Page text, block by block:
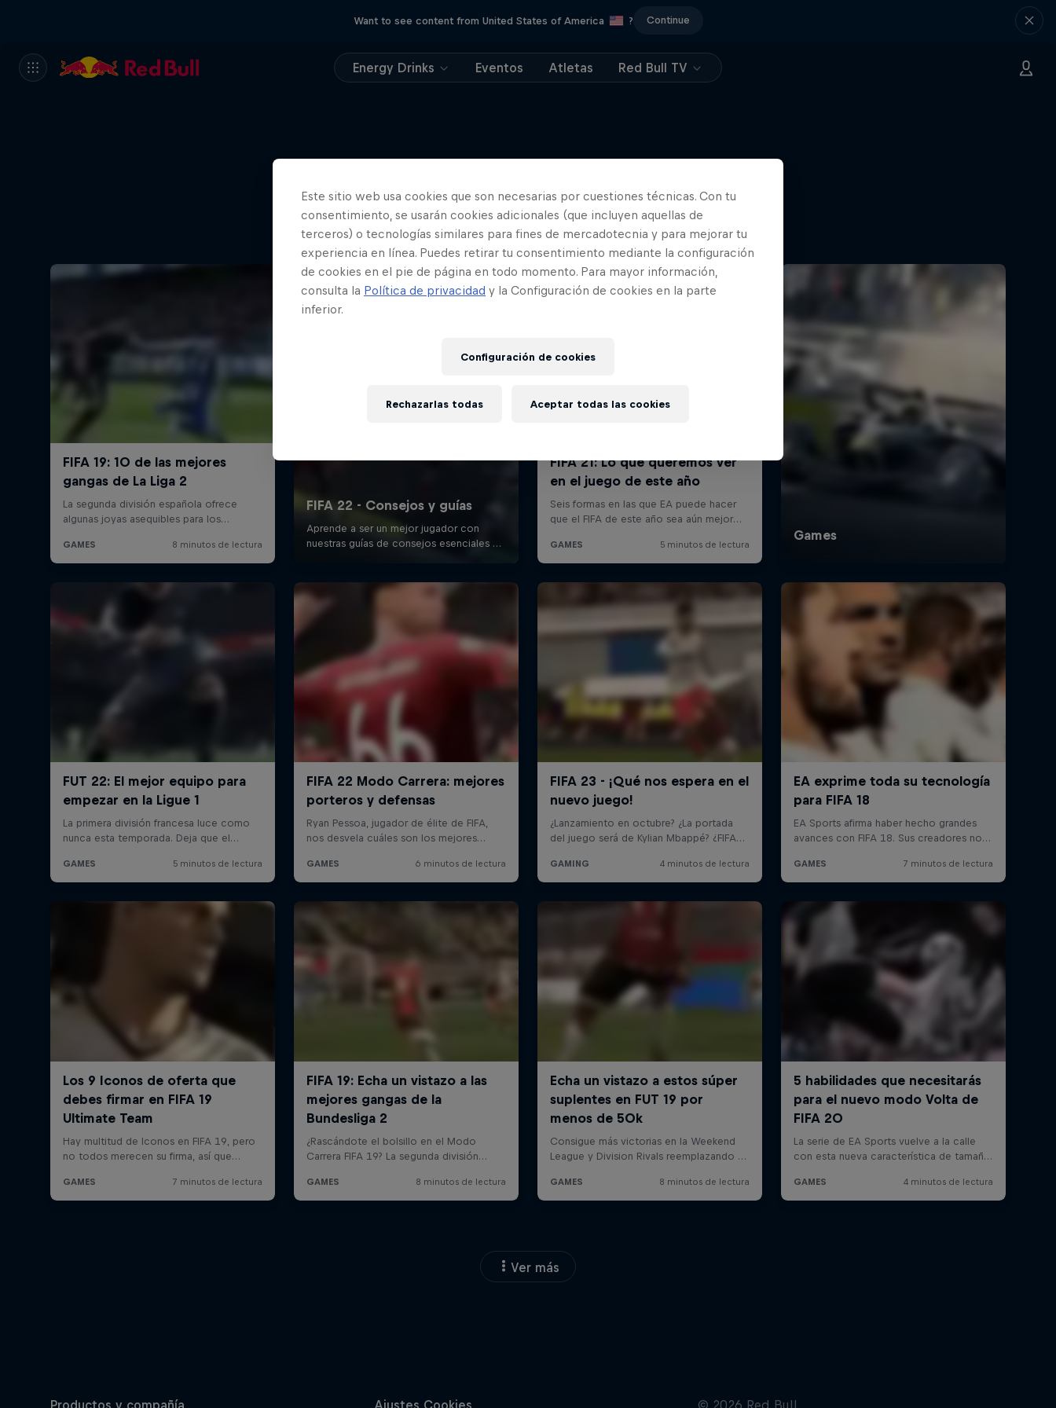
Want to see content from United States of America ? Continue
Energy Drinks Eventos Atletas Red Bull TV
Más contenidos similares
Ver más
Este sitio web usa cookies que son necesarias por cuestiones técnicas. Con tu
consentimiento, se usarán cookies adicionales (que incluyen aquellas de
terceros) o tecnologías similares para fines de mercadotecnia y para mejorar tu
experiencia en línea. Puedes retirar tu consentimiento mediante la configuración
de cookies en el pie de página en todo momento. Para mayor información,
consulta la Política de privacidad y la Configuración de cookies en la parte
inferior.
Configuración de cookies
Rechazarlas todas Aceptar todas las cookies